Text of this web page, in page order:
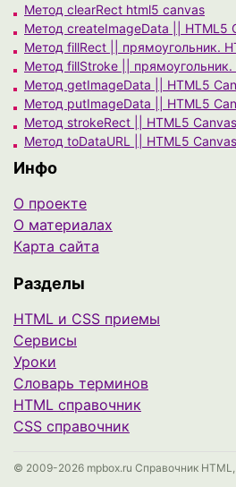
Метод clearRect html5 canvas
Метод createImageData || HTML5
Метод fillRect || прямоугольник.
Метод fillStroke || прямоугольник.
Метод getImageData || HTML5
Метод putImageData || HTML5
Метод strokeRect || HTML5 Canvas
Метод toDataURL || HTML5 Canvas
Инфо
О проекте
О материалах
Карта сайта
Разделы
HTML и CSS приемы
Сервисы
Уроки
Cловарь терминов
HTML справочник
CSS справочник
© 2009-2026 mpbox.ru Справочник